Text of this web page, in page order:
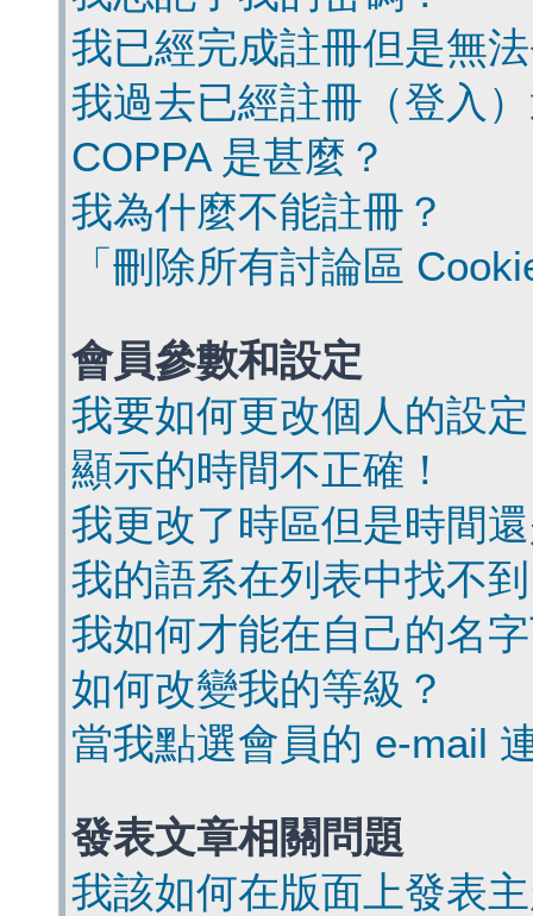
我已經完成註冊但是無
我過去已經註冊（登入
COPPA 是甚麼？
我為什麼不能註冊？
「刪除所有討論區
會員參數和設定
我要如何更改個人的設
顯示的時間不正確！
我更改了時區但是時間
我的語系在列表中找不
我如何才能在自己的名
如何改變我的等級？
當我點選會員的 e-mail
發表文章相關問題
我該如何在版面上發表